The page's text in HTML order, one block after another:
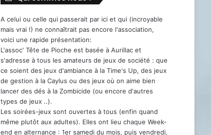
A celui ou celle qui passerait par ici et qui (incroyable
mais vrai !) ne connaîtrait pas encore l'association,
voici une rapide présentation:
L'assoc' Tête de Pioche est basée à Aurillac et
s'adresse à tous les amateurs de jeux de société : que
ce soient des jeux d'ambiance à la Time's Up, des jeux
de gestion à la Caylus ou des jeux où on aime bien
lancer des dés à la Zombicide (ou encore d'autres
types de jeux ..).
Les soirées-jeux sont ouvertes à tous (enfin quand
même plutôt aux adultes). Elles ont lieu chaque Week-
end en alternance : 1er samedi du mois, puis vendredi,